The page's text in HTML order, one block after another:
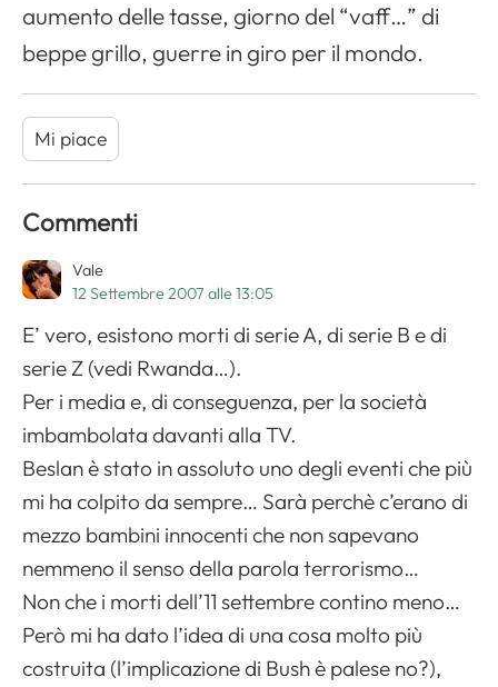
aumento delle tasse, giorno del “vaff…” di
beppe grillo, guerre in giro per il mondo.
Mi piace
Commenti
Vale
12 Settembre 2007 alle 13:05
E’ vero, esistono morti di serie A, di serie B e di
serie Z (vedi Rwanda…).
Per i media e, di conseguenza, per la società
imbambolata davanti alla TV.
Beslan è stato in assoluto uno degli eventi che più
mi ha colpito da sempre… Sarà perchè c’erano di
mezzo bambini innocenti che non sapevano
nemmeno il senso della parola terrorismo…
Non che i morti dell’11 settembre contino meno…
Però mi ha dato l’idea di una cosa molto più
costruita (l’implicazione di Bush è palese no?),